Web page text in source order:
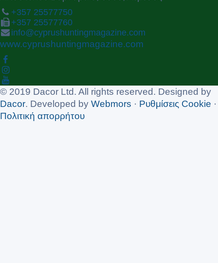
+357 25577750
+357 25577760
info@cyprushuntingmagazine.com
www.cyprushuntingmagazine.com
© 2019 Dacor Ltd. All rights reserved. Designed by
Dacor. Developed by Webmors · Ρυθμίσεις Cookie ·
Πολιτική απορρήτου